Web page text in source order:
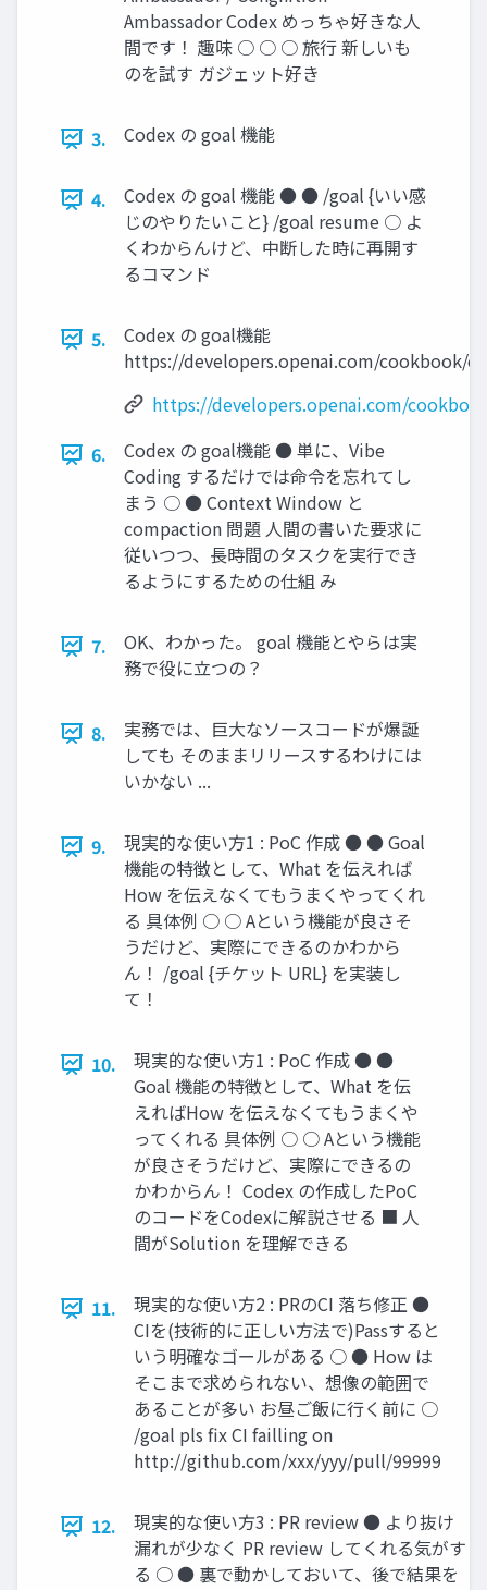
Ambassador Codex めっちゃ好きな人
間です！ 趣味 ○ ○ ○ 旅行 新しいも
のを試す ガジェット好き
3. Codex の goal 機能
4.
Codex の goal 機能 ● ● /goal {いい感
じのやりたいこと} /goal resume ○ よ
くわからんけど、中断した時に再開す
るコマンド
5.
Codex の goal機能
https://developers.openai.com/cookbook/
https://developers.openai.com/
6.
Codex の goal機能 ● 単に、Vibe
Coding するだけでは命令を忘れてし
まう ○ ● Context Window と
compaction 問題 人間の書いた要求に
従いつつ、長時間のタスクを実行でき
るようにするための仕組 み
7.
OK、わかった。 goal 機能とやらは実
務で役に立つの？
8.
実務では、巨大なソースコードが爆誕
しても そのままリリースするわけには
いかない ...
9.
現実的な使い方1 : PoC 作成 ● ● Goal
機能の特徴として、What を伝えれば
How を伝えなくてもうまくやってくれ
る 具体例 ○ ○ Aという機能が良さそ
うだけど、実際にできるのかわから
ん！ /goal {チケット URL} を実装し
て！
10.
現実的な使い方1 : PoC 作成 ● ●
Goal 機能の特徴として、What を伝
えればHow を伝えなくてもうまくや
ってくれる 具体例 ○ ○ Aという機能
が良さそうだけど、実際にできるの
かわからん！ Codex の作成したPoC
のコードをCodexに解説させる ■ 人
間がSolution を理解できる
11.
現実的な使い方2 : PRのCI 落ち修正 ●
CIを(技術的に正しい方法で)Passすると
いう明確なゴールがある ○ ● How は
そこまで求められない、想像の範囲で
あることが多い お昼ご飯に行く前に ○
/goal pls ﬁx CI failling on
http://github.com/xxx/yyy/pull/99999
12.
現実的な使い方3 : PR review ● より抜け
漏れが少なく PR review してくれる気がす
る ○ ● 裏で動かしておいて、後で結果を